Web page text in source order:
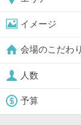
イメージ
会場のこだわ
人数
予算